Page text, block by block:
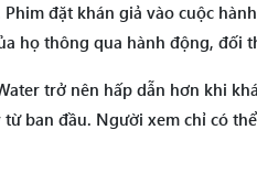
đặt khán giả vào cuộc
họ thông qua hành động, đối
trở nên hấp dẫn hơn khi
từ ban đầu. Người xem chỉ có